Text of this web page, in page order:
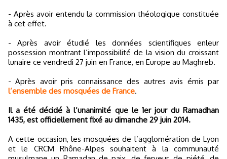
- Après avoir entendu la commission théologique constituée
à cet effet.
- Après avoir étudié les données scientifiques enleur
possession montrant l’impossibilité de la vision du croissant
lunaire ce vendredi 27 juin en France, en Europe au Maghreb.
- Après avoir pris connaissance des autres avis émis par
l’ensemble des mosquées de France.
Il a été décidé à l’unanimité que le 1er jour du Ramadhan
1435, est officiellement fixé au dimanche 29 juin 2014.
A cette occasion, les mosquées de l’agglomération de Lyon
et le CRCM Rhône-Alpes souhaitent à la communauté